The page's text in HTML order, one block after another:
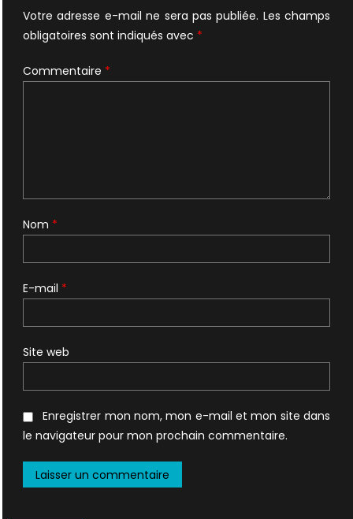
Votre adresse e-mail ne sera pas publiée. Les champs
obligatoires sont indiqués avec *
Commentaire *
Nom *
E-mail *
Site web
Enregistrer mon nom, mon e-mail et mon site dans
le navigateur pour mon prochain commentaire.